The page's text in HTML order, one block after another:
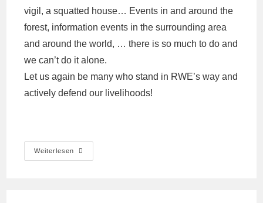
vigil, a squatted house… Events in and around the
forest, information events in the surrounding area
and around the world, … there is so much to do and
we can’t do it alone.
Let us again be many who stand in RWE’s way and
actively defend our livelihoods!
Weiterlesen
Besetzung
In